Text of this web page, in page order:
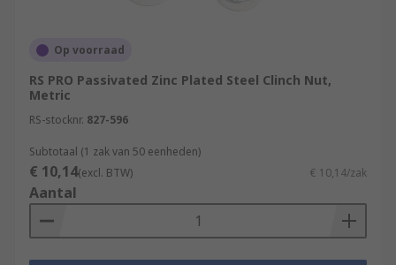
Op voorraad
RS PRO Passivated Zinc Plated Steel Clinch Nut,
Metric
RS-stocknr. 827-596
Subtotaal (1 zak van 50 eenheden)
€ 10,14(excl. BTW) € 10,14/zak
Aantal